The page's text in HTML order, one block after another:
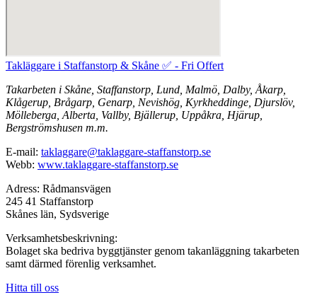
Takläggare i Staffanstorp & Skåne ✅ - Fri Offert
Takarbeten i Skåne, Staffanstorp, Lund, Malmö, Dalby, Åkarp,
Klågerup, Brågarp, Genarp, Nevishög, Kyrkheddinge, Djurslöv,
Mölleberga, Alberta, Vallby, Bjällerup, Uppåkra, Hjärup,
Bergströmshusen m.m.
E-mail: taklaggare@taklaggare-staffanstorp.se
Webb: www.taklaggare-staffanstorp.se
Adress: Rådmansvägen
245 41 Staffanstorp
Skånes län, Sydsverige
Verksamhetsbeskrivning:
Bolaget ska bedriva byggtjänster genom takanläggning takarbeten
samt därmed förenlig verksamhet.
Hitta till oss